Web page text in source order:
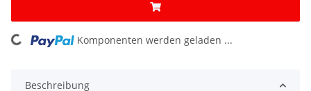
Loading... Komponenten werden geladen ...
Beschreibung